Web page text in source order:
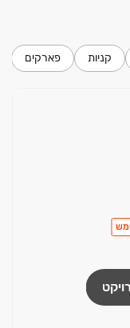
קניות פארקים